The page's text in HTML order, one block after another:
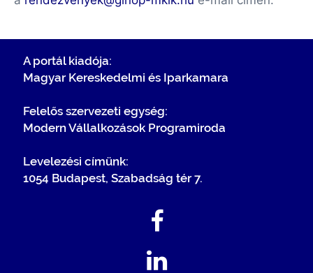
A portál kiadója:
Magyar Kereskedelmi és Iparkamara
Felelős szervezeti egység:
Modern Vállalkozások Programiroda
Levelezési címünk:
1054 Budapest, Szabadság tér 7.